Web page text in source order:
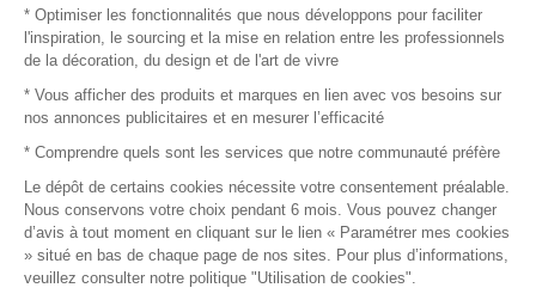
Recrutement
Mentions légales
Conditions commerciales
* Optimiser les fonctionnalités que nous développons pour faciliter
l'inspiration, le sourcing et la mise en relation entre les professionnels
de la décoration, du design et de l'art de vivre
* Vous afficher des produits et marques en lien avec vos besoins sur
nos annonces publicitaires et en mesurer l’efficacité
* Comprendre quels sont les services que notre communauté préfère
Le dépôt de certains cookies nécessite votre consentement préalable.
Nous conservons votre choix pendant 6 mois. Vous pouvez changer
d’avis à tout moment en cliquant sur le lien « Paramétrer mes cookies
» situé en bas de chaque page de nos sites. Pour plus d’informations,
veuillez consulter notre politique "Utilisation de cookies".